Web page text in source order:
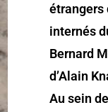
étrangers
internés
Bernard
d’Alain
Au sein